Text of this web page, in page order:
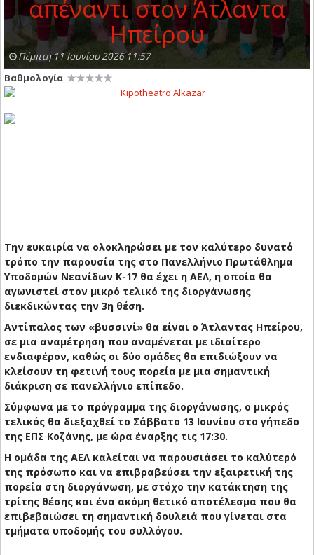
απέναντι στον Άτλαντα
Ηπείρου
Πέμπτη 11 Ιουνίου 2026 11:57
Βαθμολογία
Την ευκαιρία να ολοκληρώσει με τον καλύτερο δυνατό
τρόπο την παρουσία της στο Πανελλήνιο Πρωτάθλημα
Υποδομών Νεανίδων Κ-17 θα έχει η ΑΕΛ, η οποία θα
αγωνιστεί στον μικρό τελικό της διοργάνωσης
διεκδικώντας την 3η θέση.
Αντίπαλος των «βυσσινί» θα είναι ο Άτλαντας Ηπείρου,
σε μια αναμέτρηση που αναμένεται με ιδιαίτερο
ενδιαφέρον, καθώς οι δύο ομάδες θα επιδιώξουν να
κλείσουν τη φετινή τους πορεία με μια σημαντική
διάκριση σε πανελλήνιο επίπεδο.
Σύμφωνα με το πρόγραμμα της διοργάνωσης, ο μικρός
τελικός θα διεξαχθεί το Σάββατο 13 Ιουνίου στο γήπεδο
της ΕΠΣ Κοζάνης, με ώρα έναρξης τις 17:30.
Η ομάδα της ΑΕΛ καλείται να παρουσιάσει το καλύτερό
της πρόσωπο και να επιβραβεύσει την εξαιρετική της
πορεία στη διοργάνωση, με στόχο την κατάκτηση της
τρίτης θέσης και ένα ακόμη θετικό αποτέλεσμα που θα
επιβεβαιώσει τη σημαντική δουλειά που γίνεται στα
τμήματα υποδομής του συλλόγου.